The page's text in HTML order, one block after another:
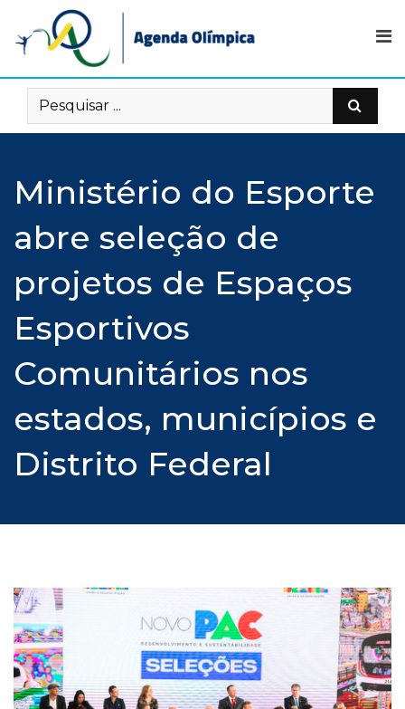
content
Ministério do Esporte
abre seleção de
projetos de Espaços
Esportivos
Comunitários nos
estados, municípios e
Distrito Federal